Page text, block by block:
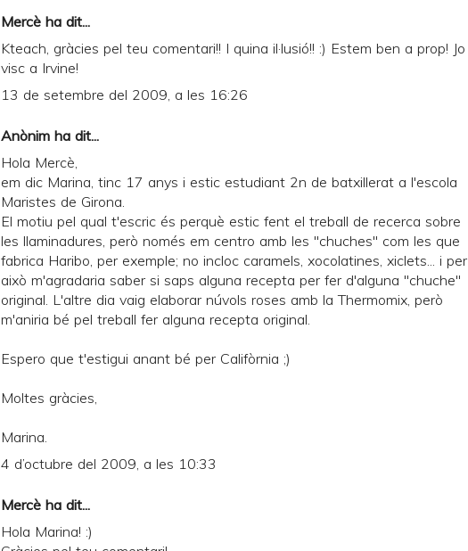
Mercè ha dit...
Kteach, gràcies pel teu comentari!! I quina il·lusió!! :) Estem ben a prop! Jo
visc a Irvine!
13 de setembre del 2009, a les 16:26
Anònim ha dit...
Hola Mercè,
em dic Marina, tinc 17 anys i estic estudiant 2n de batxillerat a l'escola
Maristes de Girona.
El motiu pel qual t'escric és perquè estic fent el treball de recerca sobre
les llaminadures, però només em centro amb les "chuches" com les que
fabrica Haribo, per exemple; no incloc caramels, xocolatines, xiclets... i per
això m'agradaria saber si saps alguna recepta per fer d'alguna "chuche"
original. L'altre dia vaig elaborar núvols roses amb la Thermomix, però
m'aniria bé pel treball fer alguna recepta original.
Espero que t'estigui anant bé per Califòrnia ;)
Moltes gràcies,
Marina.
4 d’octubre del 2009, a les 10:33
Mercè ha dit...
Hola Marina! :)